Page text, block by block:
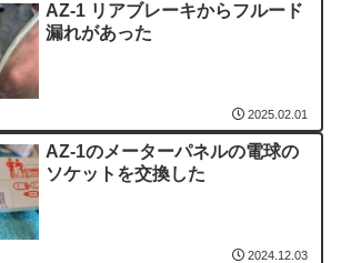
AZ-1 リアブレーキからフルード
漏れがあった
2025.02.01
AZ-1のメーターパネルの電球の
ソケットを交換した
2024.12.03